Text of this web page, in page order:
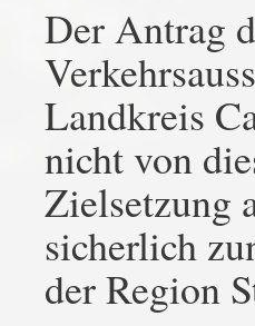
Der Antrag
Landkreis
nicht von
Zielsetzung
sicherlich
der Region